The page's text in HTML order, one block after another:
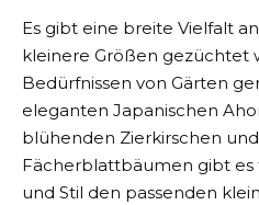
Es gibt eine breite Vielfalt
kleinere Größen gezüchtet
Bedürfnissen von Gärten
eleganten Japanischen
blühenden Zierkirschen
Fächerblattbäumen gibt es
und Stil den passenden